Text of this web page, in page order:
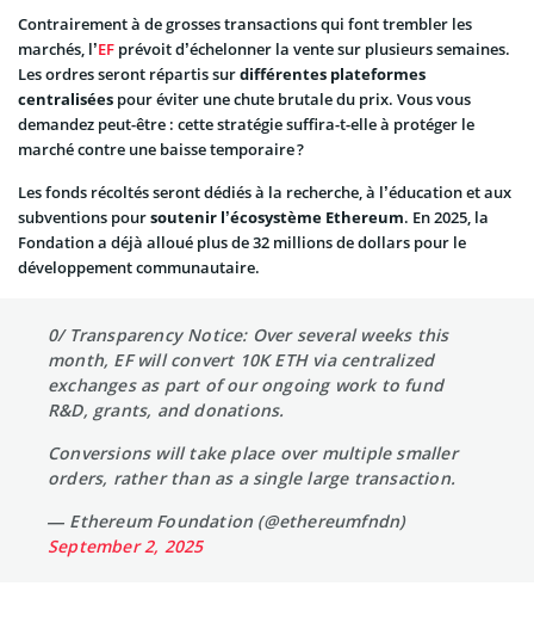
Contrairement à de grosses transactions qui font trembler les
marchés, l’EF prévoit d’échelonner la vente sur plusieurs semaines.
Les ordres seront répartis surdifférentes plateformes
centralisées pour éviter une chute brutale du prix. Vous vous
demandez peut-être : cette stratégie suffira-t-elle à protéger le
marché contre une baisse temporaire ?
Les fonds récoltés seront dédiés à la recherche, à l’éducation et aux
subventions poursoutenir l’écosystème Ethereum. En 2025, la
Fondation a déjà alloué plus de 32 millions de dollars pour le
développement communautaire.
0/ Transparency Notice: Over several weeks this
month, EF will convert 10K ETH via centralized
exchanges as part of our ongoing work to fund
R&D, grants, and donations.
Conversions will take place over multiple smaller
orders, rather than as a single large transaction.
— Ethereum Foundation (@ethereumfndn)
September 2, 2025